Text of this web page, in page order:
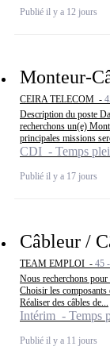
Publié il y a 12 jours
Monteur-
CEIRA TELECOM -
Description du poste
recherchons un(e)
principales missions
CDI - Temps
Publié il y a 17 jours
Câbleur /
TEAM EMPLOI - 45
Nous recherchons
Choisir les
Réaliser des câbles de...
Intérim - Temps
Publié il y a 11 jours